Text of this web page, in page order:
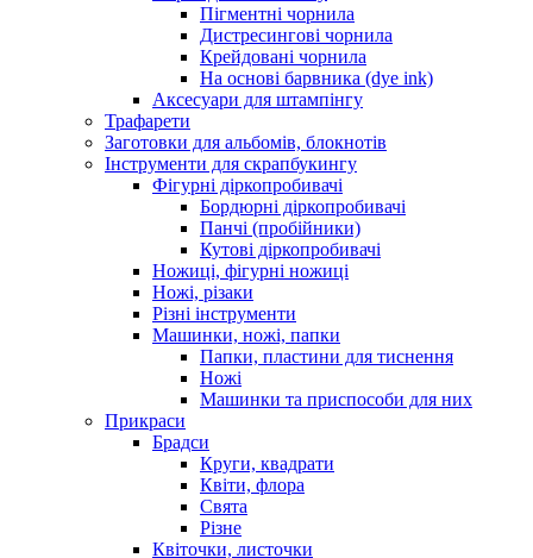
Пігментні чорнила
Дистресингові чорнила
Крейдовані чорнила
На основі барвника (dye ink)
Аксесуари для штампінгу
Трафарети
Заготовки для альбомів, блокнотів
Інструменти для скрапбукингу
Фігурні діркопробивачі
Бордюрні діркопробивачі
Панчі (пробійники)
Кутові діркопробивачі
Ножиці, фігурні ножиці
Ножі, різаки
Різні інструменти
Машинки, ножі, папки
Папки, пластини для тиснення
Ножі
Машинки та приспособи для них
Прикраси
Брадси
Круги, квадрати
Квіти, флора
Свята
Різне
Квіточки, листочки